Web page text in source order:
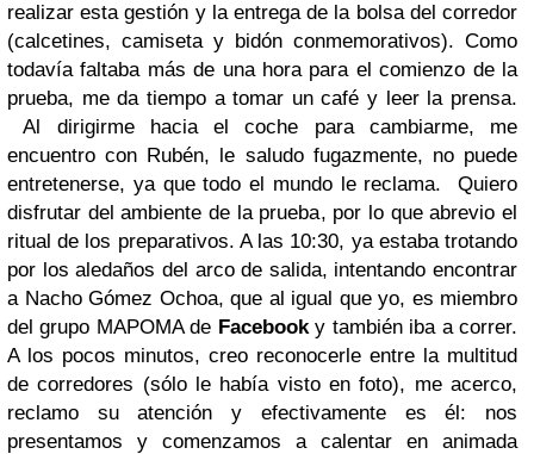
realizar esta gestión y la entrega de la bolsa del corredor
(calcetines, camiseta y bidón conmemorativos). Como
todavía faltaba más de una hora para el comienzo de la
prueba, me da tiempo a tomar un café y leer la prensa.
Al dirigirme hacia el coche para cambiarme, me
encuentro con Rubén, le saludo fugazmente, no puede
entretenerse, ya que todo el mundo le reclama. Quiero
disfrutar del ambiente de la prueba, por lo que abrevio el
ritual de los preparativos. A las 10:30, ya estaba trotando
por los aledaños del arco de salida, intentando encontrar
a Nacho Gómez Ochoa, que al igual que yo, es miembro
del grupo MAPOMA de Facebooky también iba a correr.
A los pocos minutos, creo reconocerle entre la multitud
de corredores (sólo le había visto en foto), me acerco,
reclamo su atención y efectivamente es él: nos
presentamos y comenzamos a calentar en animada